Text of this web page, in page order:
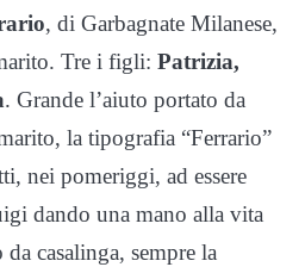
, di Garbagnate Milanese,
Tre i figli: Patrizia,
. Grande l’aiuto portato da
la tipografia “Ferrario”
nei pomeriggi, ad essere
dando una mano alla vita
casalinga, sempre la